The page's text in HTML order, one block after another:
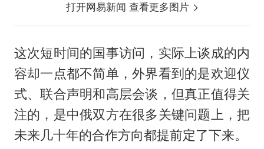
打开网易新闻 查看更多图片
这次短时间的国事访问，实际上谈成的内
容却一点都不简单，外界看到的是欢迎仪
式、联合声明和高层会谈，但真正值得关
注的，是中俄双方在很多关键问题上，把
未来几十年的合作方向都提前定了下来。